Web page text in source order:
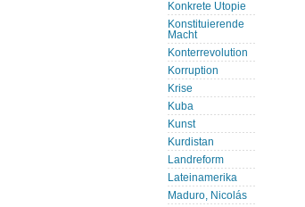
Konkrete Utopie
Konstituierende
Macht
Konterrevolution
Korruption
Krise
Kuba
Kunst
Kurdistan
Landreform
Lateinamerika
Maduro, Nicolás